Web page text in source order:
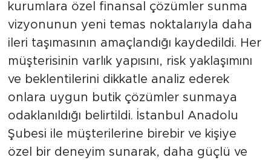
kurumlara özel finansal çözümler sunma
vizyonunun yeni temas noktalarıyla daha
ileri taşımasının amaçlandığı kaydedildi. Her
müşterisinin varlık yapısını, risk yaklaşımını
ve beklentilerini dikkatle analiz ederek
onlara uygun butik çözümler sunmaya
odaklanıldığı belirtildi. İstanbul Anadolu
Şubesi ile müşterilerine birebir ve kişiye
özel bir deneyim sunarak, daha güçlü ve